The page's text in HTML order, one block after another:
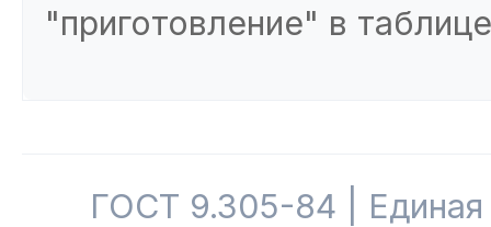
"приготовление" в
ГОСТ 9.305-84 | Единая